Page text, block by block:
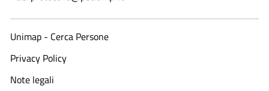
Unimap - Cerca Persone
Privacy Policy
Note legali